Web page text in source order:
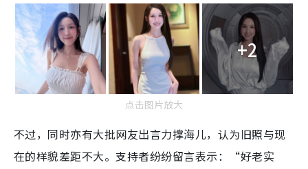
+2
点击图片放大
不过，同时亦有大批网友出言力撑海儿，认为旧照与现
在的样貌差距不大。支持者纷纷留言表示：“好老实